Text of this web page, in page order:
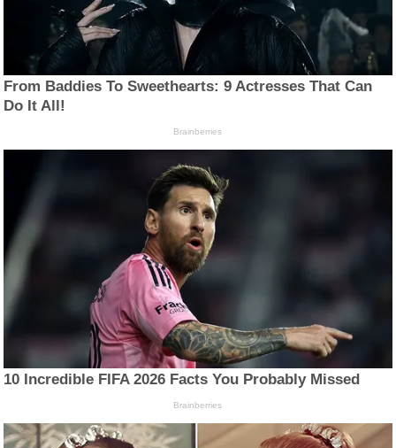
From Baddies To Sweethearts: 9 Actresses That Can
Do It All!
Brainberries
10 Incredible FIFA 2026 Facts You Probably Missed
Brainberries